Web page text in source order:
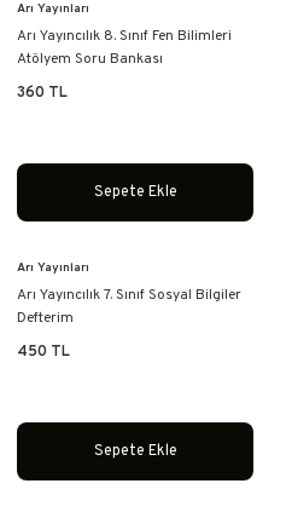
Arı Yayınları
Arı Yayıncılık 8. Sınıf Fen Bilimleri
Atölyem Soru Bankası
360 TL
Sepete Ekle
Arı Yayınları
Arı Yayıncılık 7. Sınıf Sosyal Bilgiler
Defterim
450 TL
Sepete Ekle